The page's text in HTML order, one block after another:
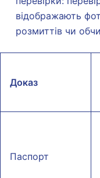
відображають
розмиттів чи
Доказ
Паспорт